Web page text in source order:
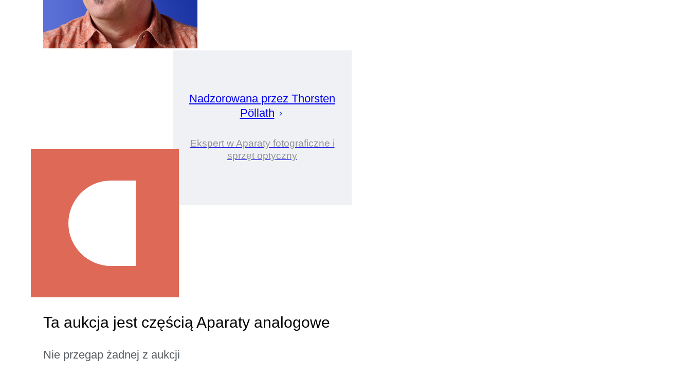
Nadzorowana przez Thorsten
Pöllath
Ekspert w Aparaty fotograficzne i
sprzęt optyczny
Ta aukcja jest częścią Aparaty analogowe
Nie przegap żadnej z aukcji